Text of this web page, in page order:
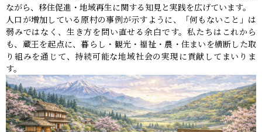
ながら、移住促進・地域再生に関する知見と実践を広げています。
人口が増加している原村の事例が示すように、「何もないこと」は
弱みではなく、生き方を問い直せる余白です。私たちはこれから
も、蔵王を起点に、暮らし・観光・福祉・農・住まいを横断した取
り組みを通じて、持続可能な地域社会の実現に貢献してまいりま
す。